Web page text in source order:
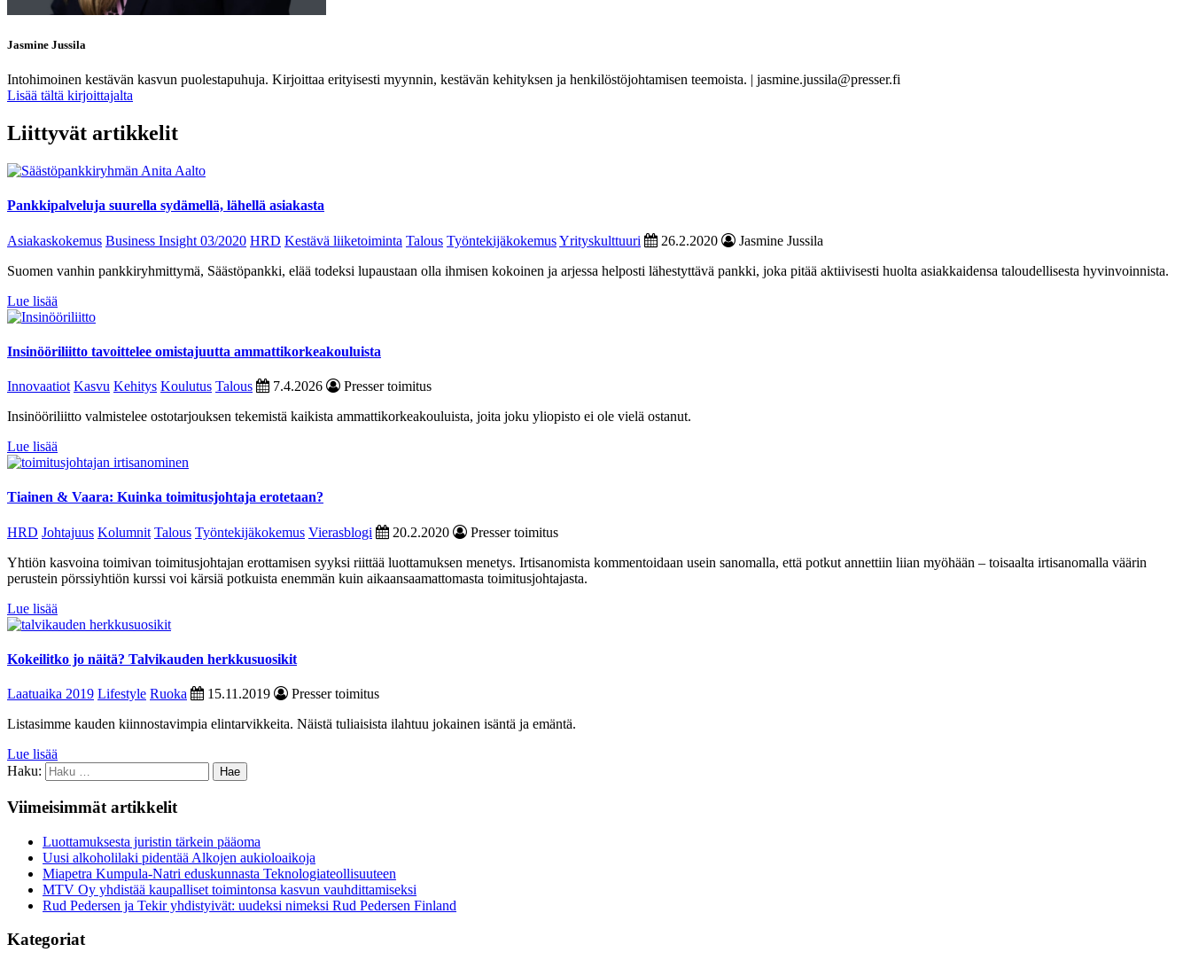
Jasmine Jussila
Intohimoinen kestävän kasvun puolestapuhuja. Kirjoittaa erityisesti myynnin, kestävän kehityksen ja henkilöstöjohtamisen teemoista. | jasmine.jussila@presser.fi
Lisää tältä kirjoittajalta
Liittyvät artikkelit
Pankkipalveluja suurella sydämellä, lähellä asiakasta
Asiakaskokemus Business Insight 03/2020 HRD Kestävä liiketoiminta Talous TyöntekijäkokemusYrityskulttuuri 26.2.2020
Jasmine Jussila
Suomen vanhin pankki­ryhmittymä, Säästöpankki, elää todeksi lupaustaan olla ihmisen kokoinen ja arjessa helposti lähestyttävä pankki, joka pitää aktiivisesti huolta asiakkaidensa taloudellisesta hyvinvoinnista.
Lue lisää
Insinööriliitto tavoittelee omistajuutta ammattikorkeakouluista
Innovaatiot Kasvu Kehitys Koulutus Talous 7.4.2026
Presser toimitus
Insinööriliitto valmistelee ostotarjouksen tekemistä kaikista ammattikorkeakouluista, joita joku yliopisto ei ole vielä ostanut.
Lue lisää
Tiainen & Vaara: Kuinka toimitusjohtaja erotetaan?
HRD Johtajuus Kolumnit Talous Työntekijäkokemus Vierasblogi 20.2.2020
Presser toimitus
Yhtiön kasvoina toimivan toimitusjohtajan erottamisen syyksi riittää luottamuksen menetys. Irtisanomista kommentoidaan usein sanomalla, että potkut annettiin liian myöhään – toisaalta irtisanomalla väärin
perustein pörssiyhtiön kurssi voi kärsiä potkuista enemmän kuin aikaansaamattomasta toimitusjohtajasta.
Lue lisää
Kokeilitko jo näitä? Talvikauden herkkusuosikit
Laatuaika 2019 Lifestyle Ruoka 15.11.2019
Presser toimitus
Listasimme kauden kiinnostavimpia elintarvikkeita. Näistä tuliaisista ilahtuu jokainen isäntä ja emäntä.
Lue lisää
Haku:
Viimeisimmät artikkelit
Luottamuksesta juristin tärkein pääoma
Uusi alkoholilaki pidentää Alkojen aukioloaikoja
Miapetra Kumpula-Natri eduskunnasta Teknologiateollisuuteen
MTV Oy yhdistää kaupalliset toimintonsa kasvun vauhdittamiseksi
Rud Pedersen ja Tekir yhdistyivät: uudeksi nimeksi Rud Pedersen Finland
Kategoriat